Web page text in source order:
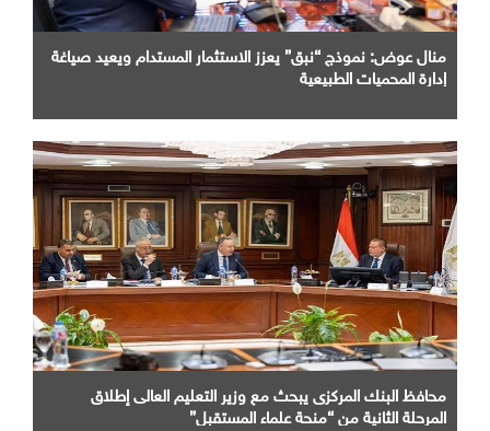
منال عوض: نموذج “نبق” يعزز الاستثمار المستدام ويعيد صياغة
إدارة المحميات الطبيعية
محافظ البنك المركزى يبحث مع وزير التعليم العالى إطلاق
المرحلة الثانية من “منحة علماء المستقبل”